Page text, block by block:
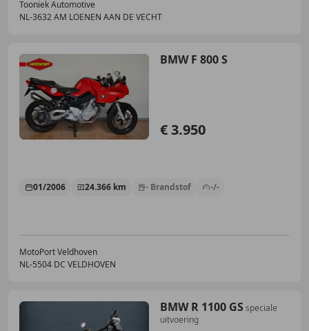
Tooniek Automotive
NL-3632 AM LOENEN AAN DE VECHT
BMW F 800 S
€ 3.950
01/2006 24.366 km - Brandstof -/-
MotoPort Veldhoven
NL-5504 DC VELDHOVEN
BMW R 1100 GS speciale
uitvoering